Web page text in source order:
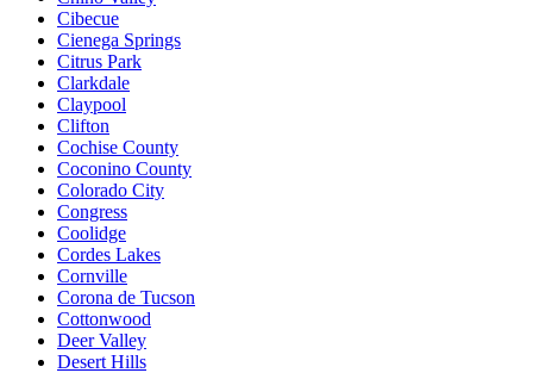
Cibecue
Cienega Springs
Citrus Park
Clarkdale
Claypool
Clifton
Cochise County
Coconino County
Colorado City
Congress
Coolidge
Cordes Lakes
Cornville
Corona de Tucson
Cottonwood
Deer Valley
Desert Hills